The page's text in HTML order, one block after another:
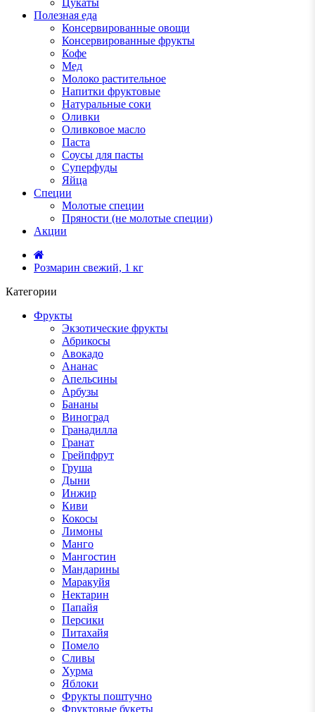
Цукаты
Полезная еда
Консервированные овощи
Консервированные фрукты
Кофе
Мед
Молоко растительное
Напитки фруктовые
Натуральные соки
Оливки
Оливковое масло
Паста
Соусы для пасты
Суперфуды
Яйца
Специи
Молотые специи
Пряности (не молотые специи)
Акции
Розмарин свежий, 1 кг
Категории
Фрукты
Экзотические фрукты
Абрикосы
Авокадо
Ананас
Апельсины
Арбузы
Бананы
Виноград
Гранадилла
Гранат
Грейпфрут
Груша
Дыни
Инжир
Киви
Кокосы
Лимоны
Манго
Мангостин
Мандарины
Маракуйя
Нектарин
Папайя
Персики
Питахайя
Помело
Сливы
Хурма
Яблоки
Фрукты поштучно
Фруктовые букеты